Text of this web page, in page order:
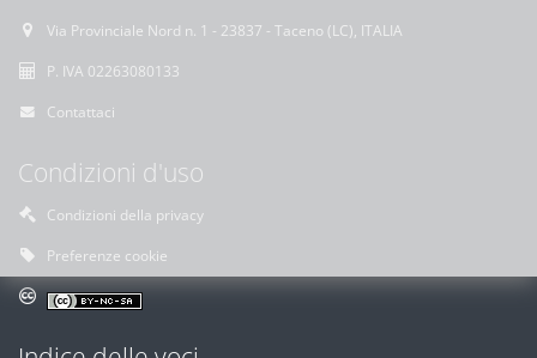
Via Provinciale Nord n. 1 - 23837 - Taceno (LC), ITALIA
P. IVA 02263080133
Contattaci
Condizioni d'uso
Condizioni della privacy
Preferenze cookie